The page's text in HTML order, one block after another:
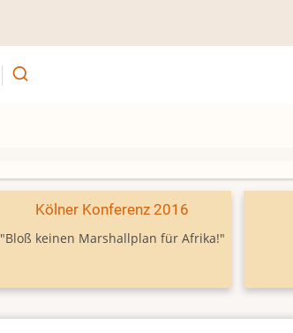
Kölner Konferenz 2016
"Bloß keinen Marshallplan für Afrika!"